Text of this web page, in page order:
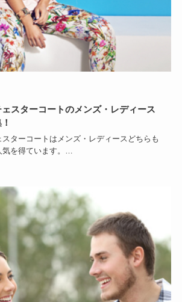
スターコートのメンズ・レディース
ターコートはメンズ・レディースどちらも
を得ています。
ターコートはシンプ…